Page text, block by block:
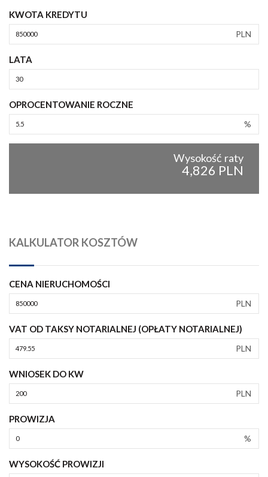
KWOTA KREDYTU
PLN
LATA
OPROCENTOWANIE ROCZNE
%
Wysokość raty
4,826 PLN
KALKULATOR KOSZTÓW
CENA NIERUCHOMOŚCI
PLN
VAT OD TAKSY NOTARIALNEJ (OPŁATY NOTARIALNEJ)
PLN
WNIOSEK DO KW
PLN
PROWIZJA
%
WYSOKOŚĆ PROWIZJI